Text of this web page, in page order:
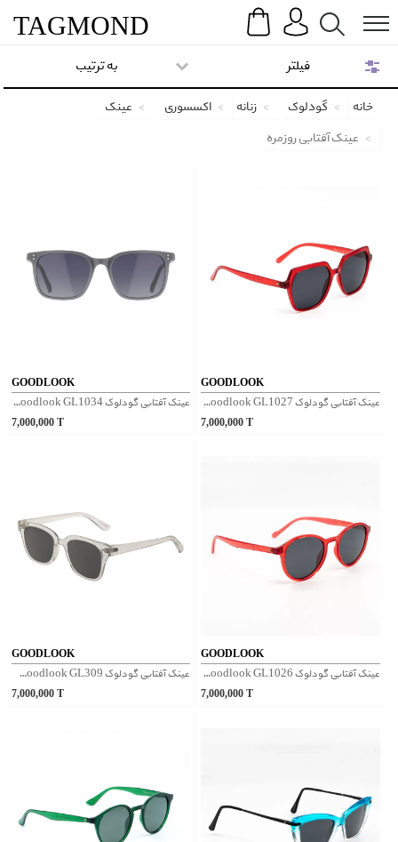
Search
TAGMOND
به ترتیب
خانه گودلوک زنانه اکسسوری
عینک
عینک آفتابی روزمره
GOODLOOK
عینک آفتابی گودلوک Goodlook GL1034 - طوسی
7,000,000T
GOODLOOK
عینک آفتابی گودلوک Goodlook GL1027 - قرمز
7,000,000 T
GOODLOOK
عینک آفتابی گودلوک Goodlook GL309 - شفاف
7,000,000T
GOODLOOK
عینک آفتابی گودلوک Goodlook GL1026 - قرمز
7,000,000 T
فیلتر